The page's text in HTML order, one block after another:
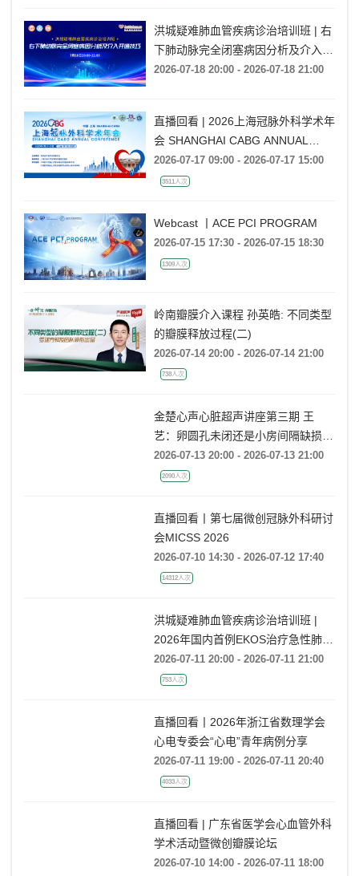
洪城疑难肺血管疾病诊治培训班 | 右
下肺动脉完全闭塞病因分析及介入开
直播回看 | 2026上海冠脉外科学术年
会 SHANGHAI CABG ANNUAL
CONFERENCE
2026-07-17 09:00 - 2026-07-17 15:00
Webcast 丨ACE PCI PROGRAM
2026-07-15 17:30 - 2026-07-15 18:30
岭南瓣膜介入课程 孙英皓: 不同类型
的瓣膜释放过程(二)
2026-07-14 20:00 - 2026-07-14 21:00
金楚心声心脏超声讲座第三期 王
艺：卵圆孔未闭还是小房间隔缺损，
傻傻分不清
2026-07-13 20:00 - 2026-07-13 21:00
直播回看丨第七届微创冠脉外科研讨
会MICSS 2026
2026-07-10 14:30 - 2026-07-12 17:40
洪城疑难肺血管疾病诊治培训班 |
2026年国内首例EKOS治疗急性肺栓
塞经验分享
2026-07-11 20:00 - 2026-07-11 21:00
直播回看丨2026年浙江省数理学会
心电专委会“心电”青年病例分享
2026-07-11 19:00 - 2026-07-11 20:40
直播回看 | 广东省医学会心血管外科
学术活动暨微创瓣膜论坛